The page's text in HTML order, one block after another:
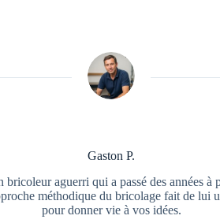
Gaston P.
bricoleur aguerri qui a passé des années à
méthodique du bricolage fait de lui
pour donner vie à vos idées.